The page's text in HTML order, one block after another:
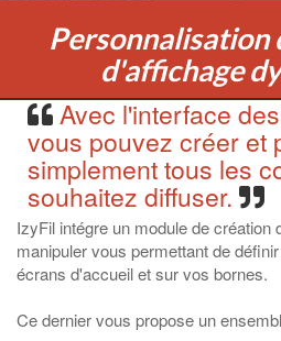
Personnalisation
d'affichage
Avec l'interface
vous pouvez créer et
simplement tous les
souhaitez diffuser.
IzyFil intégre un module de création
manipuler vous permettant de
écrans d'accueil et sur vos bornes.
Ce dernier vous propose un